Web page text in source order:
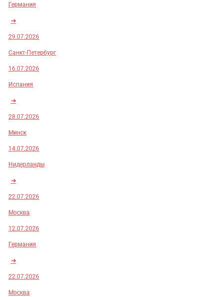
Германия
➜
29.07.2026
Санкт-Петербург
16.07.2026
Испания
➜
28.07.2026
Минск
14.07.2026
Нидерланды
➜
22.07.2026
Москва
12.07.2026
Германия
➜
22.07.2026
Москва